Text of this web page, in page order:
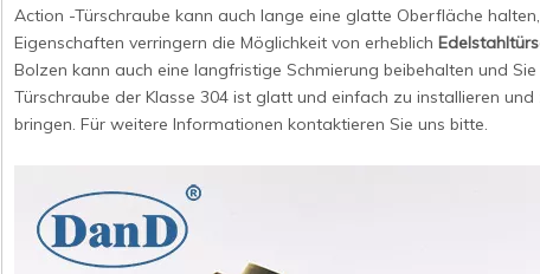
Action -Türschraube kann auch lange eine glatte Oberfläche
Eigenschaften verringern die Möglichkeit von erheblich
Bolzen kann auch eine langfristige Schmierung beibehalten und
Türschraube der Klasse 304 ist glatt und einfach zu installieren
bringen. Für weitere Informationen kontaktieren Sie uns bitte.